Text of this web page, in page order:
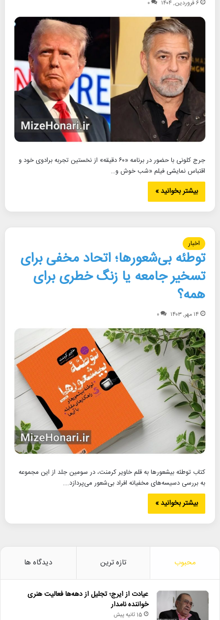
۶ فروردین, ۱۴۰۴ ۰
جرج کلونی با حضور در برنامه «۶۰ دقیقه» از نخستین تجربه برادوی خود و
اقتباس نمایشی فیلم «شب خوش و…
بیشتر بخوانید »
اخبار
توطئه بی‌شعورها؛ اتحاد مخفی برای
تسخیر جامعه یا زنگ خطری برای
همه؟
۱۴ مهر, ۱۴۰۳ ۰
کتاب توطئه بیشعورها به قلم خاویر کرمنت، در سومین جلد از این مجموعه
به بررسی دسیسه‌های مخفیانه افراد بی‌شعور می‌پردازد.…
بیشتر بخوانید »
محبوب تازه ترین دیدگاه ها
عیادت از ایرج؛ تجلیل از دهه‌ها فعالیت هنری
خواننده نامدار
15 ثانیه پیش